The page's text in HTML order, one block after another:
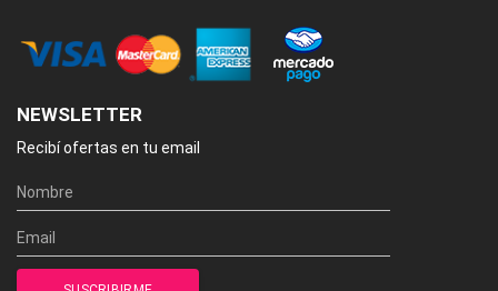
NEWSLETTER
Recibí ofertas en tu email